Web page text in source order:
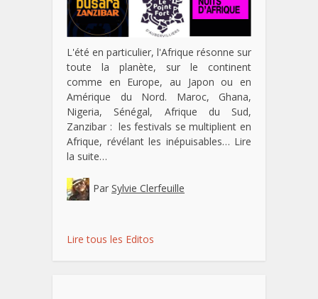
L'été en particulier, l'Afrique résonne sur
toute la planète, sur le continent
comme en Europe, au Japon ou en
Amérique du Nord. Maroc, Ghana,
Nigeria, Sénégal, Afrique du Sud,
Zanzibar : les festivals se multiplient en
Afrique, révélant les inépuisables… Lire
la suite…
Par Sylvie Clerfeuille
Lire tous les Editos